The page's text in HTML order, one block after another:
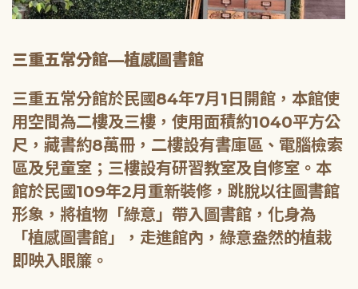
三重五常分館—植感圖書館
三重五常分館於民國84年7月1日開館，本館使
用空間為二樓及三樓，使用面積約1040平方公
尺，藏書約8萬冊，二樓設有書庫區、電腦檢索
區及兒童室；三樓設有研習教室及自修室。本
館於民國109年2月重新裝修，跳脫以往圖書館
形象，將植物「綠意」帶入圖書館，化身為
「植感圖書館」，走進館內，綠意盎然的植栽
即映入眼簾。